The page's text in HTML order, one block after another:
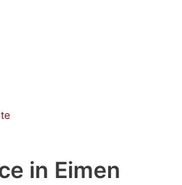
in Eimen